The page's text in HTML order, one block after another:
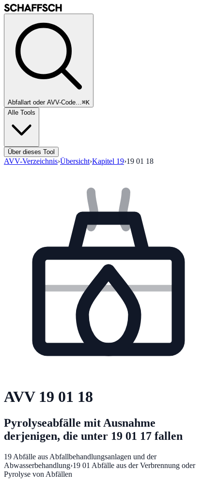
Abfallart oder AVV-Code…⌘K
Alle Tools
Über dieses Tool
AVV-Verzeichnis›Übersicht›Kapitel 19›19 01 18
AVV 19 01 18
Pyrolyseabfälle mit Ausnahme
derjenigen, die unter 19 01 17 fallen
19 Abfälle aus Abfallbehandlungsanlagen und der
Abwasserbehandlung›19 01 Abfälle aus der Verbrennung oder
Pyrolyse von Abfällen